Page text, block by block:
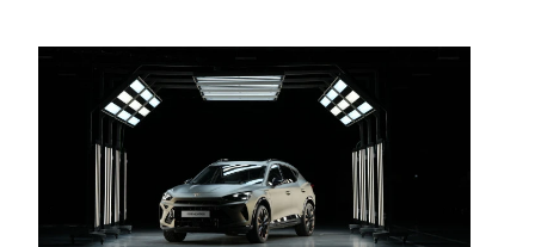
Τεχνολογία
Mobility
Σταθμοί φόρτισης